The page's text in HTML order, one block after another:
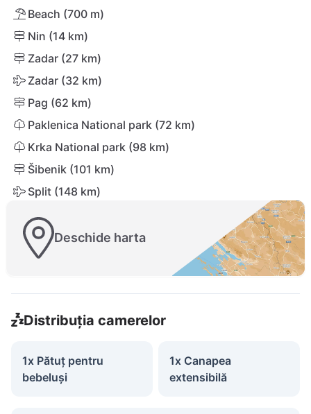
Beach (700 m)
Nin (14 km)
Zadar (27 km)
Zadar (32 km)
Pag (62 km)
Paklenica National park (72 km)
Krka National park (98 km)
Šibenik (101 km)
Split (148 km)
Deschide harta
Distribuția camerelor
1x Pătuț pentru
bebeluși
1x Canapea
extensibilă